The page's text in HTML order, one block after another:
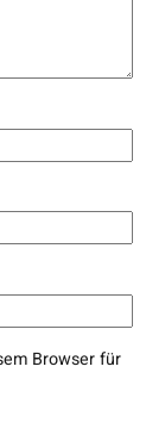
Browser für